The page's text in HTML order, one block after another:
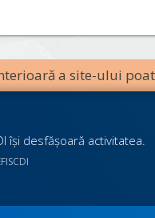
a site-ului
îşi desfăşoară activitatea.